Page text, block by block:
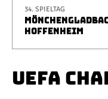
34. SPIELTAG
HOFFENHEIM
UEFA